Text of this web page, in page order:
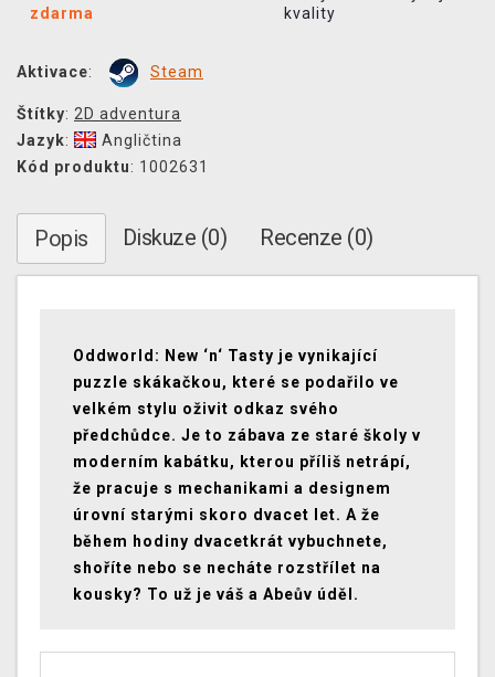
zdarma
kvality
Aktivace: Steam
Štítky: 2D adventura
Jazyk:
Angličtina
Kód produktu: 1002631
Popis Diskuze (0) Recenze (0)
Oddworld: New ‘n‘ Tasty je vynikající
puzzle skákačkou, které se podařilo ve
velkém stylu oživit odkaz svého
předchůdce. Je to zábava ze staré školy v
moderním kabátku, kterou příliš netrápí,
že pracuje s mechanikami a designem
úrovní starými skoro dvacet let. A že
během hodiny dvacetkrát vybuchnete,
shoříte nebo se necháte rozstřílet na
kousky? To už je váš a Abeův úděl.